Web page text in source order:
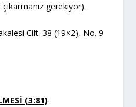
gerekiyor).
Cilt. 38 (19×2), No. 9
(3:81)